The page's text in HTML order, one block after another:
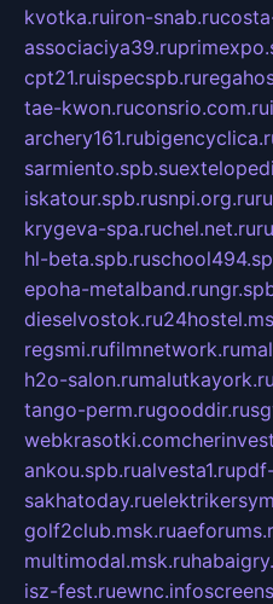
kvotka.ruiron-snab.ru
associaciya39.ru
cpt21.ruispecspb.ru
tae-kwon.ruconsrio.com.ru
archery161.ru
sarmiento.spb.su
iskatour.spb.rusnpi.org.ru
krygeva-spa.ruchel.net.ru
hl-beta.spb.ru
epoha-metalband.ru
dieselvostok.ru
regsmi.rufilmnetwork.ru
h2o-salon.rumalutkayork.ru
tango-perm.rugooddir.ru
webkrasotki.com
ankou.spb.rualvesta1.ru
sakhatoday.ru
golf2club.msk.ru
multimodal.msk.ru
isz-fest.ruewnc.info